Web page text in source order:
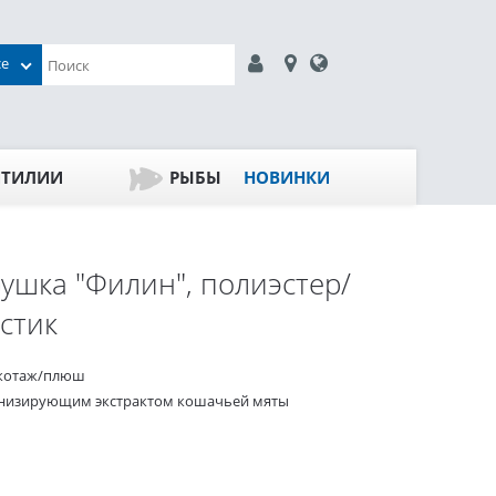
РЫБЫ НОВИНКИ
"Филин", полиэстер/
плюш
экстрактом кошачьей мяты